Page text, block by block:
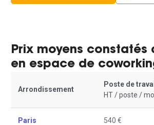
Prix moyens constatés
en espace de
Arrondissement
Poste de
HT / poste /
Paris 540 €